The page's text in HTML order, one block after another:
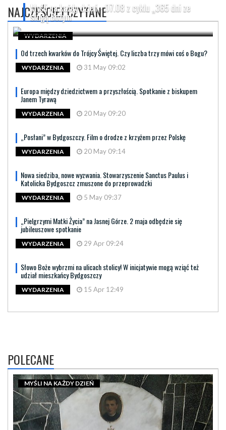
NAJCZĘŚCIEJ CZYTANE
Myśli na każdy dzień - 07.08 z cyklu „365 dni ze
sługą Bożym
WYDARZENIA
Od trzech kwarków do Trójcy Świętej. Czy liczba trzy mówi coś o Bogu?
WYDARZENIA 31 May 09:02
Europa między dziedzictwem a przyszłością. Spotkanie z biskupem
Janem Tyrawą
WYDARZENIA 20 May 09:20
„Posłani” w Bydgoszczy. Film o drodze z krzyżem przez Polskę
WYDARZENIA 20 May 09:14
Nowa siedziba, nowe wyzwania. Stowarzyszenie Sanctus Paulus i
Katolicka Bydgoszcz zmuszone do przeprowadzki
WYDARZENIA 5 May 09:37
„Pielgrzymi Matki Życia” na Jasnej Górze. 2 maja odbędzie się
jubileuszowe spotkanie
WYDARZENIA 29 Apr 09:24
Słowo Boże wybrzmi na ulicach stolicy! W inicjatywie mogą wziąć też
udział mieszkańcy Bydgoszczy
WYDARZENIA 15 Apr 12:49
POLECANE
MYŚLI NA KAŻDY DZIEŃ